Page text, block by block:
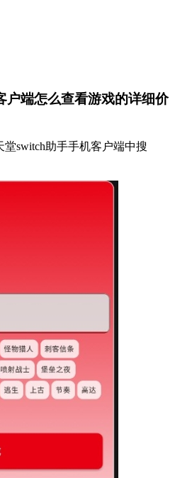
户端怎么查看游戏的详细价
switch助手手机客户端中搜